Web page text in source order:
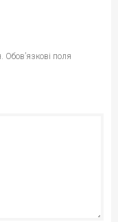
Обов’язкові поля